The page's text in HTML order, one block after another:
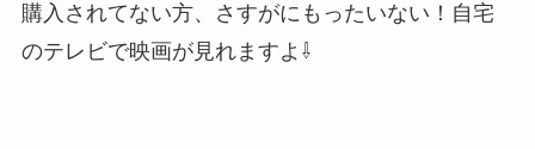
購入されてない方、さすがにもったいない！自宅
のテレビで映画が見れますよ⇩